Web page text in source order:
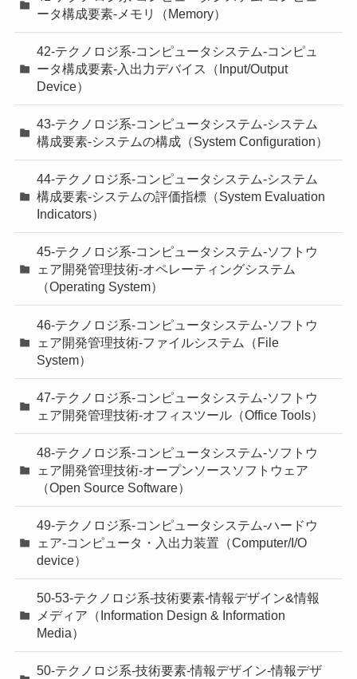
ータ構成要素-メモリ（Memory）
42-テクノロジ系-コンピュータシステム-コンピュ
ータ構成要素-入出力デバイス（Input/Output
Device）
43-テクノロジ系-コンピュータシステム-システム
構成要素-システムの構成（System Configuration）
44-テクノロジ系-コンピュータシステム-システム
構成要素-システムの評価指標（System Evaluation
Indicators）
45-テクノロジ系-コンピュータシステム-ソフトウ
ェア開発管理技術-オペレーティングシステム
（Operating System）
46-テクノロジ系-コンピュータシステム-ソフトウ
ェア開発管理技術-ファイルシステム（File
System）
47-テクノロジ系-コンピュータシステム-ソフトウ
ェア開発管理技術-オフィスツール（Office Tools）
48-テクノロジ系-コンピュータシステム-ソフトウ
ェア開発管理技術-オープンソースソフトウェア
（Open Source Software）
49-テクノロジ系-コンピュータシステム-ハードウ
ェア-コンピュータ・入出力装置（Computer/I/O
device）
50-53-テクノロジ系-技術要素-情報デザイン&情報
メディア（Information Design & Information
Media）
50-テクノロジ系-技術要素-情報デザイン-情報デザ